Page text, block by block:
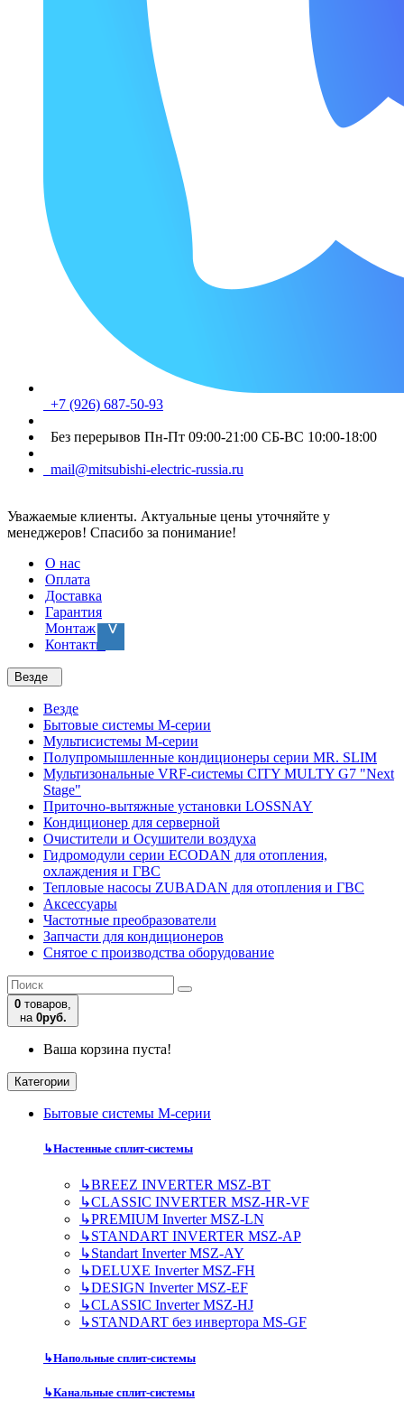
+7 (926) 687-50-93
Без перерывов Пн-Пт 09:00-21:00 СБ-ВС 10:00-18:00
mail@mitsubishi-electric-russia.ru
Уважаемые клиенты. Актуальные цены уточняйте у
менеджеров! Спасибо за понимание!
О нас
Оплата
Доставка
Гарантия
Монтаж
Контакты
Везде
Везде
Бытовые системы M-серии
Мультисистемы M-серии
Полупромышленные кондиционеры серии MR. SLIM
Мультизональные VRF-системы CITY MULTY G7 "Next
Stage"
Приточно-вытяжные установки LOSSNAY
Кондиционер для серверной
Очистители и Осушители воздуха
Гидромодули серии ECODAN для отопления,
охлаждения и ГВС
Тепловые насосы ZUBADAN для отопления и ГВС
Аксесcуары
Частотные преобразователи
Запчасти для кондиционеров
Снятое с производства оборудование
0 товаров,
на 0руб.
Ваша корзина пуста!
Категории
Бытовые системы M-серии
↳Настенные сплит-системы
↳BREEZ INVERTER MSZ-BT
↳CLASSIC INVERTER MSZ-HR-VF
↳PREMIUM Inverter MSZ-LN
↳STANDART INVERTER MSZ-AP
↳Standart Inverter MSZ-AY
↳DELUXE Inverter MSZ-FH
↳DESIGN Inverter MSZ-EF
↳CLASSIC Inverter MSZ-HJ
↳STANDART без инвертора MS-GF
↳Напольные сплит-системы
↳Канальные сплит-системы